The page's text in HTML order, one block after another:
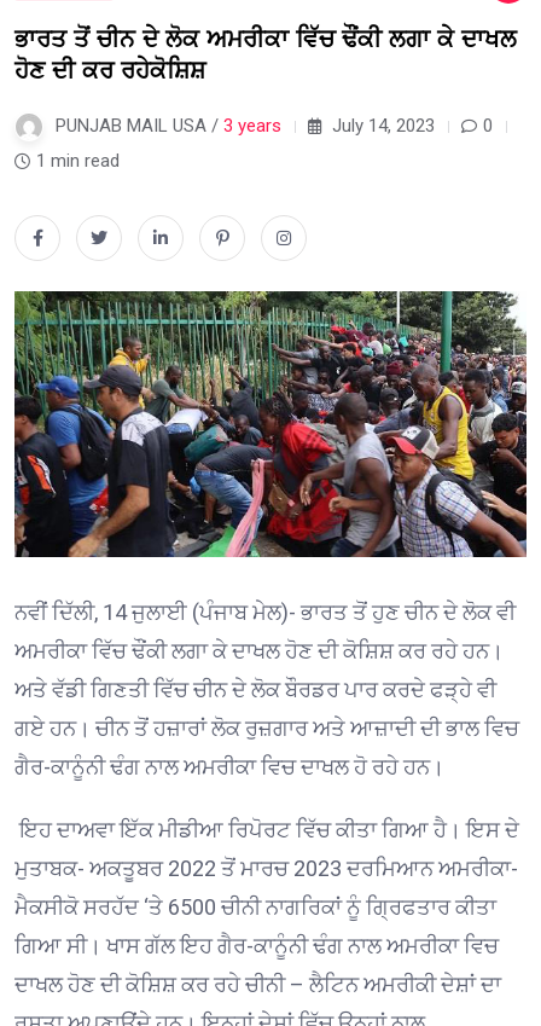
ਭਾਰਤ ਤੋਂ ਚੀਨ ਦੇ ਲੋਕ ਅਮਰੀਕਾ ਵਿੱਚ ਢੌਂਕੀ ਲਗਾ ਕੇ ਦਾਖਲ
ਹੋਣ ਦੀ ਕਰ ਰਹੇਕੋਸ਼ਿਸ਼
PUNJAB MAIL USA / 3 years July 14, 2023
0
1 min read
ਨਵੀਂ ਦਿੱਲੀ, 14 ਜੁਲਾਈ (ਪੰਜਾਬ ਮੇਲ)- ਭਾਰਤ ਤੋਂ ਹੁਣ ਚੀਨ ਦੇ ਲੋਕ ਵੀ
ਅਮਰੀਕਾ ਵਿੱਚ ਢੌਂਕੀ ਲਗਾ ਕੇ ਦਾਖਲ ਹੋਣ ਦੀ ਕੋਸ਼ਿਸ਼ ਕਰ ਰਹੇ ਹਨ।
ਅਤੇ ਵੱਡੀ ਗਿਣਤੀ ਵਿੱਚ ਚੀਨ ਦੇ ਲੋਕ ਬੌਰਡਰ ਪਾਰ ਕਰਦੇ ਫੜ੍ਹੇ ਵੀ
ਗਏ ਹਨ। ਚੀਨ ਤੋਂ ਹਜ਼ਾਰਾਂ ਲੋਕ ਰੁਜ਼ਗਾਰ ਅਤੇ ਆਜ਼ਾਦੀ ਦੀ ਭਾਲ ਵਿਚ
ਗੈਰ-ਕਾਨੂੰਨੀ ਢੰਗ ਨਾਲ ਅਮਰੀਕਾ ਵਿਚ ਦਾਖਲ ਹੋ ਰਹੇ ਹਨ।
ਇਹ ਦਾਅਵਾ ਇੱਕ ਮੀਡੀਆ ਰਿਪੋਰਟ ਵਿੱਚ ਕੀਤਾ ਗਿਆ ਹੈ। ਇਸ ਦੇ
ਮੁਤਾਬਕ- ਅਕਤੂਬਰ2022 ਤੋਂ ਮਾਰਚ2023 ਦਰਮਿਆਨ ਅਮਰੀਕਾ-
ਮੈਕਸੀਕੋ ਸਰਹੱਦ ‘ਤੇ 6500 ਚੀਨੀ ਨਾਗਰਿਕਾਂ ਨੂੰ ਗ੍ਰਿਫਤਾਰ ਕੀਤਾ
ਗਿਆ ਸੀ। ਖਾਸ ਗੱਲ ਇਹ ਗੈਰ-ਕਾਨੂੰਨੀ ਢੰਗ ਨਾਲ ਅਮਰੀਕਾ ਵਿਚ
ਦਾਖਲ ਹੋਣ ਦੀ ਕੋਸ਼ਿਸ਼ ਕਰ ਰਹੇ ਚੀਨੀ – ਲੈਟਿਨ ਅਮਰੀਕੀ ਦੇਸ਼ਾਂ ਦਾ